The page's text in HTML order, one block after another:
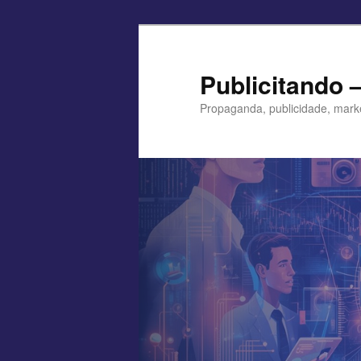
Publicitando
Propaganda, publicidade,